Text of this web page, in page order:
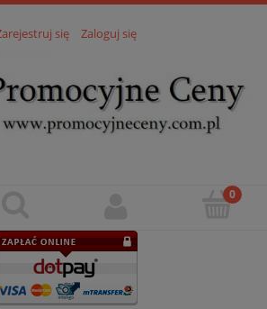
się Zaloguj się